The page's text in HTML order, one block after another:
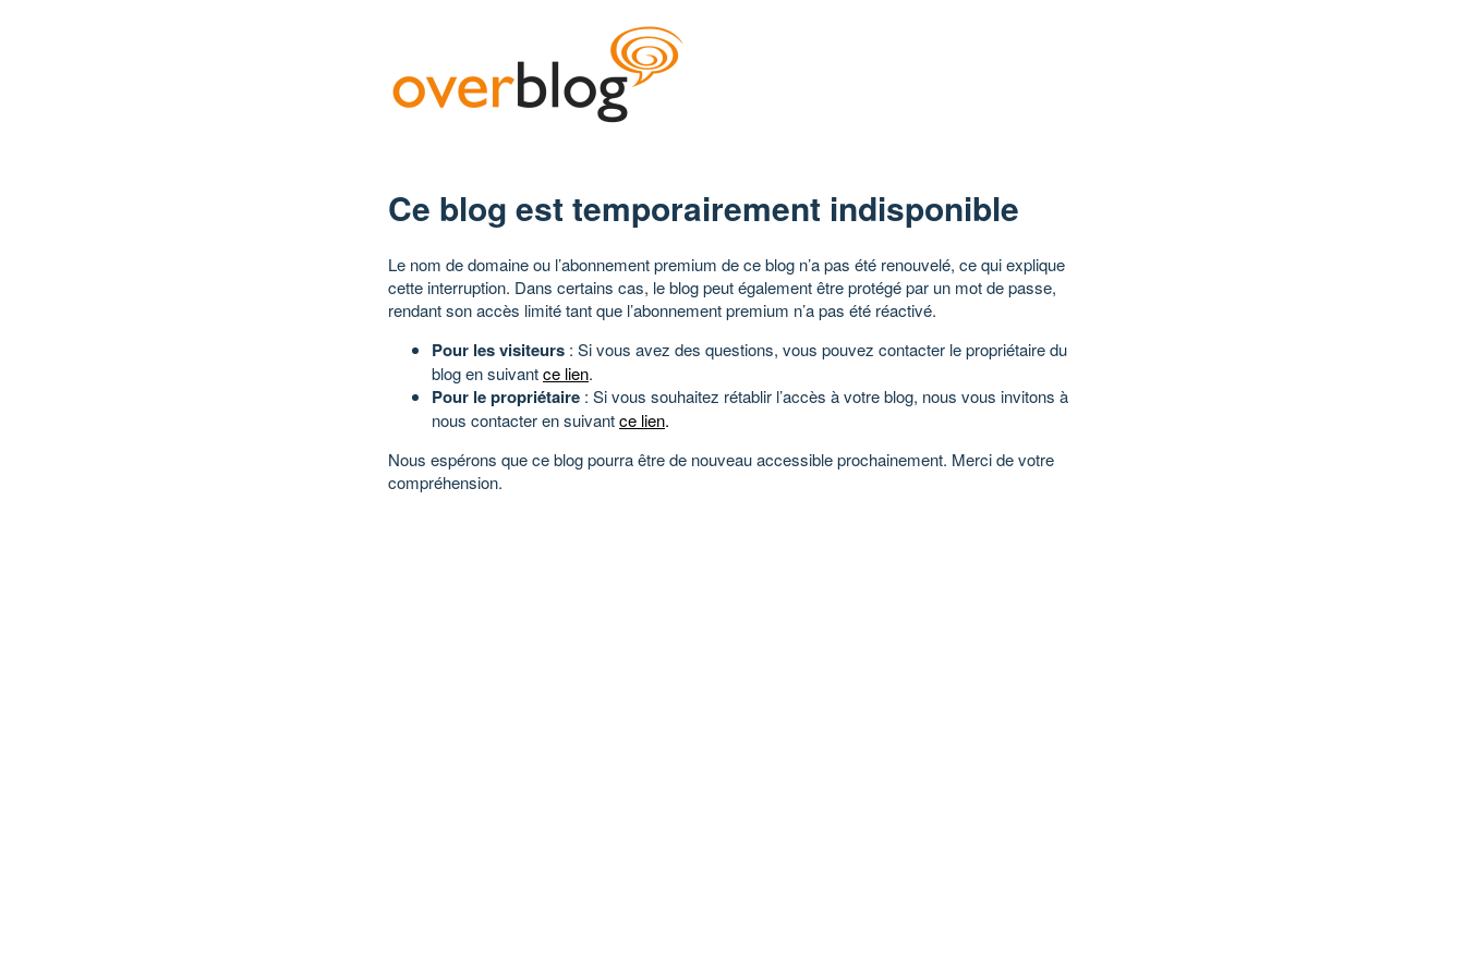
Ce blog est temporairement indisponible
Le nom de domaine ou l’abonnement premium de ce blog n’a pas été renouvelé, ce qui explique
cette interruption. Dans certains cas, le blog peut également être protégé par un mot de passe,
rendant son accès limité tant que l’abonnement premium n’a pas été réactivé.
Pour les visiteurs : Si vous avez des questions, vous pouvez contacter le propriétaire du
blog en suivantce lien.
Pour le propriétaire : Si vous souhaitez rétablir l’accès à votre blog, nous vous invitons à
nous contacter en suivantce lien.
Nous espérons que ce blog pourra être de nouveau accessible prochainement. Merci de votre
compréhension.